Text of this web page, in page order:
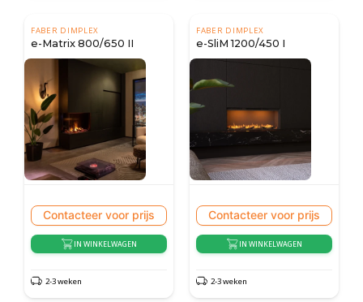
FABER DIMPLEX
e-Matrix 800/650 II
Contacteer voor prijs
IN WINKELWAGEN
2-3 weken
FABER DIMPLEX
e-SliM 1200/450 I
Contacteer voor prijs
IN WINKELWAGEN
2-3 weken